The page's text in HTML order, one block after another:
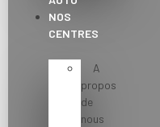
NOS
CENTRES
A
propos
de
nous